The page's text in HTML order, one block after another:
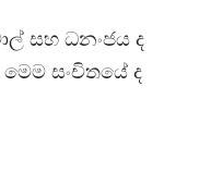
සහ ධනංජය ද
සංචිතයේ ද